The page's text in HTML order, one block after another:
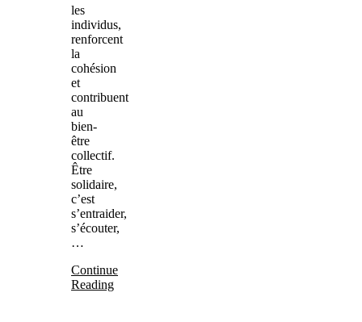
les
individus,
renforcent
la
cohésion
et
contribuent
au
bien-
être
collectif.
Être
solidaire,
c’est
s’entraider,
s’écouter,
…
Continue
Reading